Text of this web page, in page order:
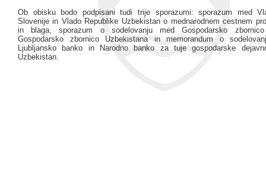
Ob obisku bodo podpisani tudi trije sporazumi: sporazum med
Slovenije in Vlado Republike Uzbekistan o mednarodnem cestnem
in blaga, sporazum o sodelovanju med Gospodarsko
Gospodarsko zbornico Uzbekistana in memorandum o
Ljubljansko banko in Narodno banko za tuje gospodarske
Uzbekistan.